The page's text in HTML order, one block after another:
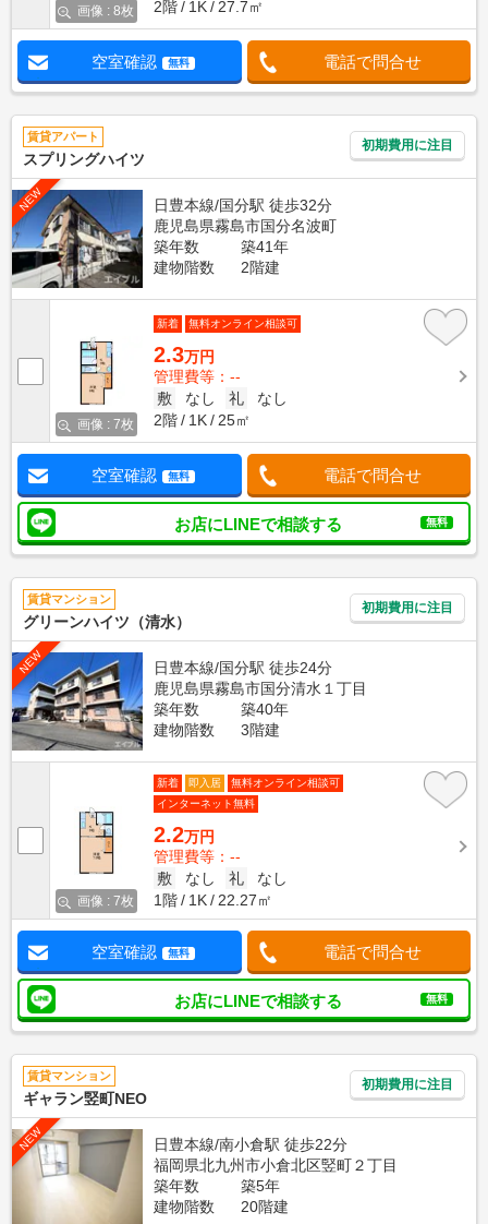
画像 : 8枚
2階
1K 27.7㎡
空室確認 無料 電話で問合せ
賃貸アパート
スプリングハイツ
初期費用に注目
NEW
日豊本線/国分駅 徒歩32分
鹿児島県霧島市国分名波町
築年数
築41年
建物階数
2階建
画像 : 7枚
新着 無料オンライン相談可
2.3万円
管理費等：--
敷
なし 礼
なし
2階
1K 25㎡
空室確認 無料 電話で問合せ
お店にLINEで相談する 無料
賃貸マンション
グリーンハイツ（清水）
初期費用に注目
NEW
日豊本線/国分駅 徒歩24分
鹿児島県霧島市国分清水１丁目
築年数
築40年
建物階数
3階建
画像 : 7枚
新着 即入居
無料オンライン相談可
インターネット無料
2.2万円
管理費等：--
敷
なし 礼
なし
1階
1K 22.27㎡
空室確認 無料 電話で問合せ
お店にLINEで相談する 無料
賃貸マンション
ギャラン竪町NEO
初期費用に注目
NEW
日豊本線/南小倉駅 徒歩22分
福岡県北九州市小倉北区竪町２丁目
築年数
築5年
建物階数
20階建